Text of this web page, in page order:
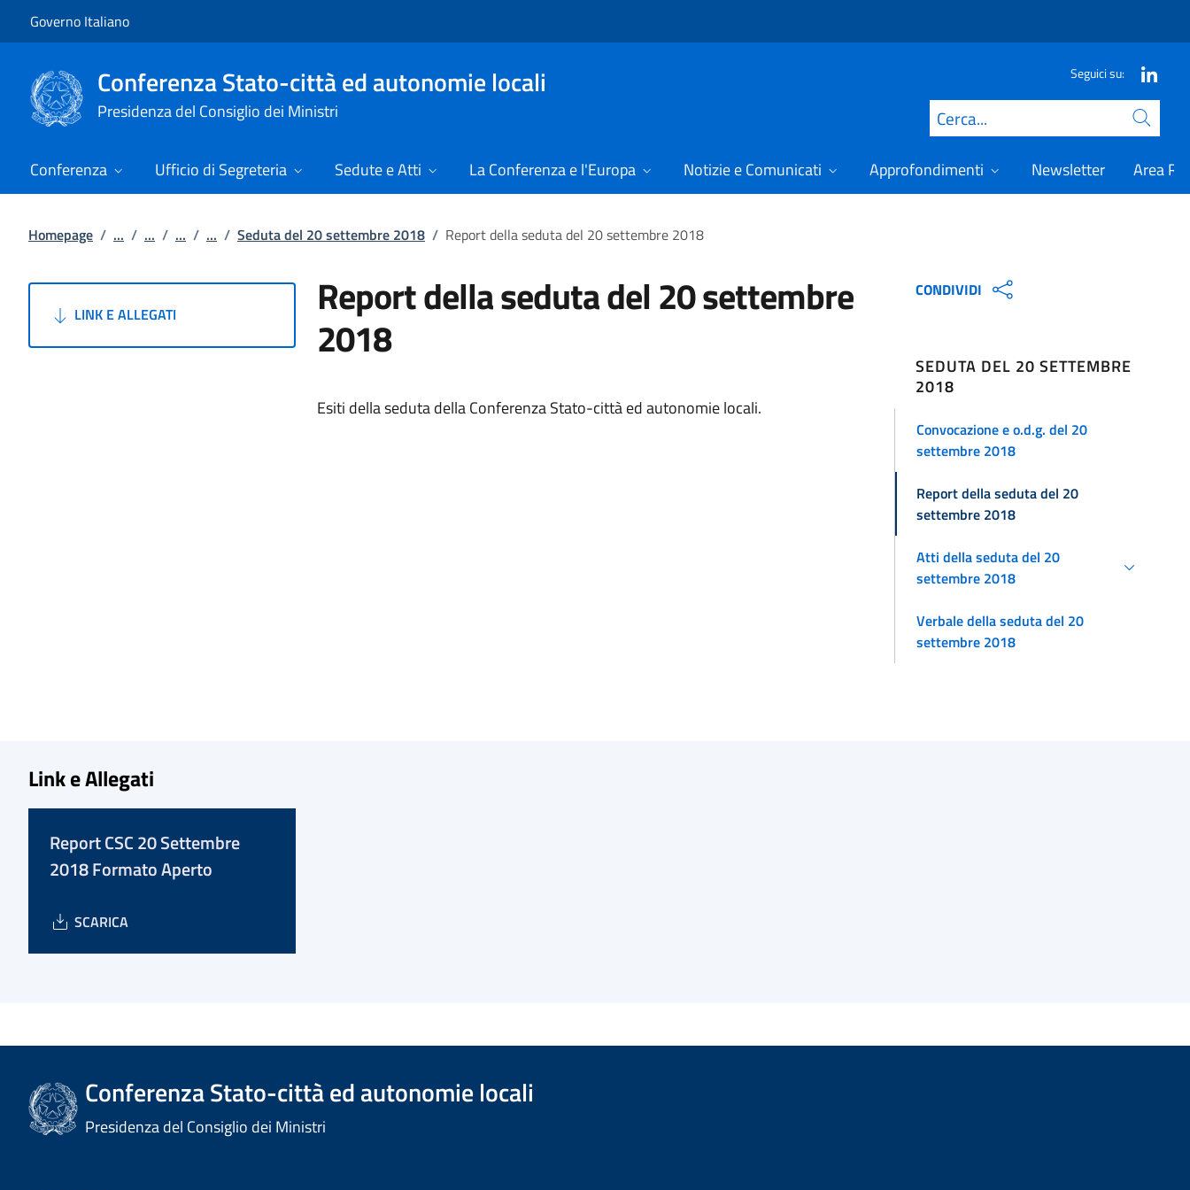
Governo Italiano
Conferenza Stato-città ed autonomie locali
Presidenza del Consiglio dei Ministri
Seguici su:
Cerca
Conferenza Ufficio di Segreteria Sedute e Atti La Conferenza e l'Europa Notizie e Comunicati Approfondimenti Newsletter Area
Homepage / ... / ... / ... / ... / Seduta del 20 settembre 2018 / Report della seduta del 20 settembre 2018
LINK E ALLEGATI Report della seduta del 20 settembre
2018
Esiti della seduta della Conferenza Stato-città ed autonomie locali.
CONDIVIDI
SEDUTA DEL 20 SETTEMBRE
2018
Convocazione e o.d.g. del 20
settembre 2018
Report della seduta del 20
settembre 2018
Atti della seduta del 20
settembre 2018
Verbale della seduta del 20
settembre 2018
Link e Allegati
Report CSC 20 Settembre
2018 Formato Aperto
SCARICA
Conferenza Stato-città ed autonomie locali
Presidenza del Consiglio dei Ministri